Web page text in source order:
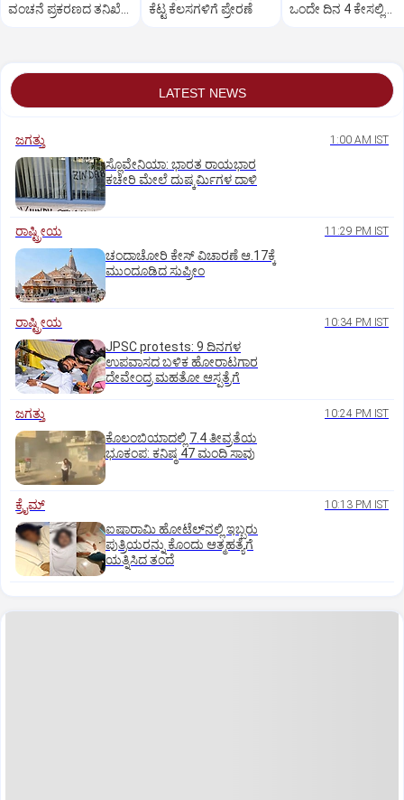
ವಂಚನೆ ಪ್ರಕರಣದ ತನಿಖೆ
ಕೆಟ್ಟ ಕೆಲಸಗಳಿಗೆ ಪ್ರೇರಣೆ
ಒಂದೇ ದಿನ 4 ಕೇಸಲ್ಲಿ
LATEST NEWS
ಜಗತ್ತು 1:00 AM IST
ಸ್ಲೊವೇನಿಯಾ: ಭಾರತ ರಾಯಭಾರ
ಕಚೇರಿ ಮೇಲೆ ದುಷ್ಕರ್ಮಿಗಳ ದಾಳಿ
ರಾಷ್ಟ್ರೀಯ 11:29 PM IST
ಚಂದಾಚೋರಿ ಕೇಸ್‌ ವಿಚಾರಣೆ ಆ.17ಕ್ಕೆ
ಮುಂದೂಡಿದ ಸುಪ್ರೀಂ
ರಾಷ್ಟ್ರೀಯ 10:34 PM IST
JPSC protests: 9 ದಿನಗಳ
ಉಪವಾಸದ ಬಳಿಕ ಹೋರಾಟಗಾರ
ದೇವೇಂದ್ರ ಮಹತೋ ಆಸ್ಪತ್ರೆಗೆ
ಜಗತ್ತು 10:24 PM IST
ಕೊಲಂಬಿಯಾದಲ್ಲಿ 7.4 ತೀವ್ರತೆಯ
ಭೂಕಂಪ: ಕನಿಷ್ಠ 47 ಮಂದಿ ಸಾವು
ಕ್ರೈಮ್ 10:13 PM IST
ಐಷಾರಾಮಿ ಹೋಟೆಲ್‌ನಲ್ಲಿ ಇಬ್ಬರು
ಪುತ್ರಿಯರನ್ನು ಕೊಂದು ಆತ್ಮಹತ್ಯೆಗೆ
ಯತ್ನಿಸಿದ ತಂದೆ